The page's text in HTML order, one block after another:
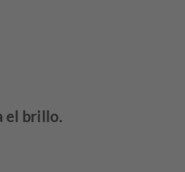
el brillo.